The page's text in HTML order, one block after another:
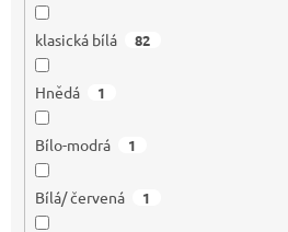
klasická bílá 82
Hnědá 1
Bílo-modrá 1
Bílá/ červená 1